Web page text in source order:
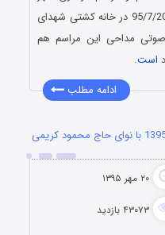
تاسوعا محرم الحرام 1437 سه شنبه 95/7/20 در خانه کشتی شهدای
صوتی مداحی این مراسم هم
است.
ادامه مطلب
۲۰ مهر ۱۳۹۵
۴۳۰۷۳ بازدید